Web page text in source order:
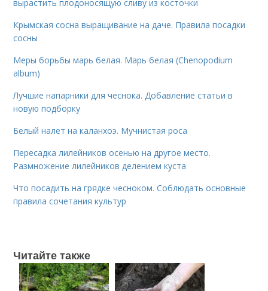
вырастить плодоносящую сливу из косточки
Крымская сосна выращивание на даче. Правила посадки
сосны
Меры борьбы марь белая. Марь белая (Chenopodium
album)
Лучшие напарники для чеснока. Добавление статьи в
новую подборку
Белый налет на каланхоэ. Мучнистая роса
Пересадка лилейников осенью на другое место.
Размножение лилейников делением куста
Что посадить на грядке чесноком. Соблюдать основные
правила сочетания культур
Читайте также